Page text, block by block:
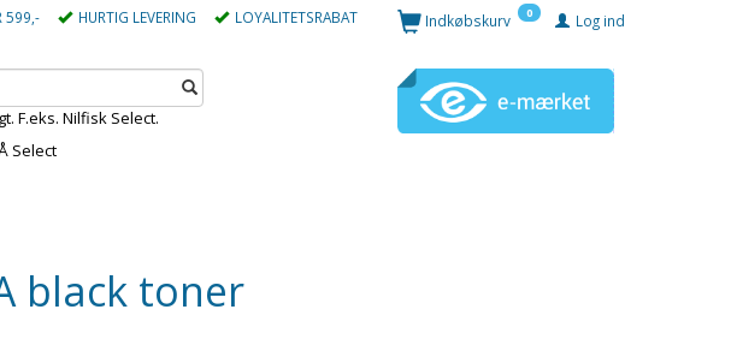
599,- HURTIG LEVERING LOYALITETSRABAT Log ind
Indkøbskurv 0
F.eks. Nilfisk Select.
Select
black toner